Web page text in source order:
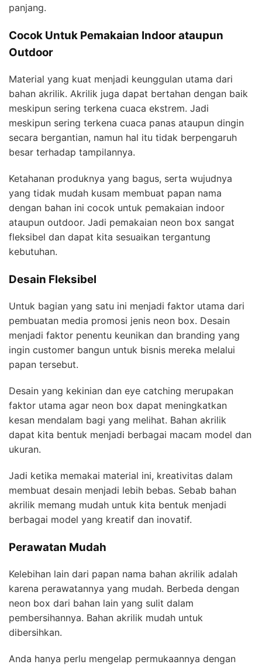
panjang.
Cocok Untuk Pemakaian Indoor ataupun
Outdoor
Material yang kuat menjadi keunggulan utama dari
bahan akrilik. Akrilik juga dapat bertahan dengan baik
meskipun sering terkena cuaca ekstrem. Jadi
meskipun sering terkena cuaca panas ataupun dingin
secara bergantian, namun hal itu tidak berpengaruh
besar terhadap tampilannya.
Ketahanan produknya yang bagus, serta wujudnya
yang tidak mudah kusam membuat papan nama
dengan bahan ini cocok untuk pemakaian indoor
ataupun outdoor. Jadi pemakaian neon box sangat
fleksibel dan dapat kita sesuaikan tergantung
kebutuhan.
Desain Fleksibel
Untuk bagian yang satu ini menjadi faktor utama dari
pembuatan media promosi jenis neon box. Desain
menjadi faktor penentu keunikan dan branding yang
ingin customer bangun untuk bisnis mereka melalui
papan tersebut.
Desain yang kekinian dan eye catching merupakan
faktor utama agar neon box dapat meningkatkan
kesan mendalam bagi yang melihat. Bahan akrilik
dapat kita bentuk menjadi berbagai macam model dan
ukuran.
Jadi ketika memakai material ini, kreativitas dalam
membuat desain menjadi lebih bebas. Sebab bahan
akrilik memang mudah untuk kita bentuk menjadi
berbagai model yang kreatif dan inovatif.
Perawatan Mudah
Kelebihan lain dari papan nama bahan akrilik adalah
karena perawatannya yang mudah. Berbeda dengan
neon box dari bahan lain yang sulit dalam
pembersihannya. Bahan akrilik mudah untuk
dibersihkan.
Anda hanya perlu mengelap permukaannya dengan